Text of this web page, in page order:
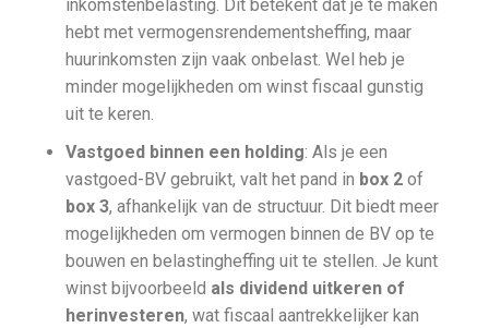
inkomstenbelasting. Dit betekent dat je te maken
hebt met vermogensrendementsheffing, maar
huurinkomsten zijn vaak onbelast. Wel heb je
minder mogelijkheden om winst fiscaal gunstig
uit te keren.
Vastgoed binnen een holding: Als je een
vastgoed-BV gebruikt, valt het pand in box 2 of
box 3, afhankelijk van de structuur. Dit biedt meer
mogelijkheden om vermogen binnen de BV op te
bouwen en belastingheffing uit te stellen. Je kunt
winst bijvoorbeeld als dividend uitkeren of
herinvesteren, wat fiscaal aantrekkelijker kan